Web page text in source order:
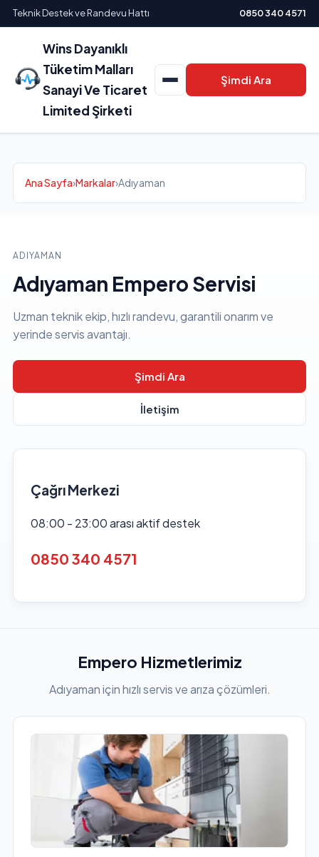
Teknik Destek ve Randevu Hattı 0850 340 4571
Wins Dayanıklı
Tüketim Malları
Sanayi Ve Ticaret
Limited Şirketi
Şimdi Ara
Ana Sayfa›Markalar›Adıyaman
ADIYAMAN
Adıyaman Empero Servisi
Uzman teknik ekip, hızlı randevu, garantili onarım ve
yerinde servis avantajı.
Şimdi Ara
İletişim
Çağrı Merkezi
08:00 - 23:00 arası aktif destek
0850 340 4571
Empero Hizmetlerimiz
Adıyaman için hızlı servis ve arıza çözümleri.